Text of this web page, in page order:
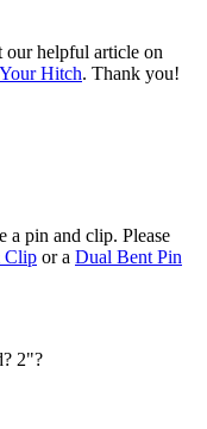
our helpful article on
Hitch. Thank you!
a pin and clip. Please
Clip or a Dual Bent Pin
2"?